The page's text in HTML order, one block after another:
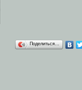
Поделиться…